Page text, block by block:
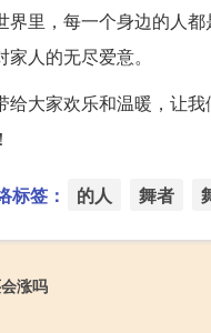
界里，每一个身边的人
人的无尽爱意。
给大家欢乐和温暖，让
标签： 的人 舞者
涨吗